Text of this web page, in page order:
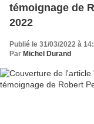
témoignage de
2022
Publié le 31/03/2022 à
Par Michel Durand